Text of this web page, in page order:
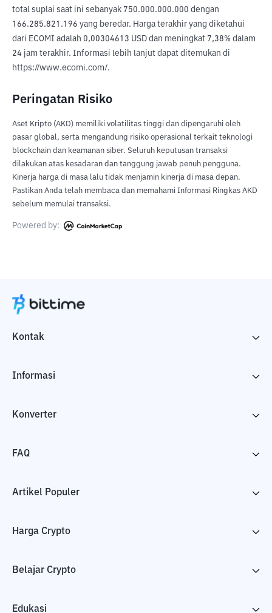
total suplai saat ini sebanyak 750.000.000.000 dengan
166.285.821.196 yang beredar. Harga terakhir yang diketahui
dari ECOMI adalah 0,00304613 USD dan meningkat 7,38% dalam
24 jam terakhir. Informasi lebih lanjut dapat ditemukan di
https://www.ecomi.com/.
Peringatan Risiko
Aset Kripto (AKD) memiliki volatilitas tinggi dan dipengaruhi oleh
pasar global, serta mengandung risiko operasional terkait teknologi
blockchain dan keamanan siber. Seluruh keputusan transaksi
dilakukan atas kesadaran dan tanggung jawab penuh pengguna.
Kinerja harga di masa lalu tidak menjamin kinerja di masa depan.
Pastikan Anda telah membaca dan memahami Informasi Ringkas AKD
sebelum memulai transaksi.
Powered by:
Kontak
Informasi
Konverter
FAQ
Artikel Populer
Harga Crypto
Belajar Crypto
Edukasi